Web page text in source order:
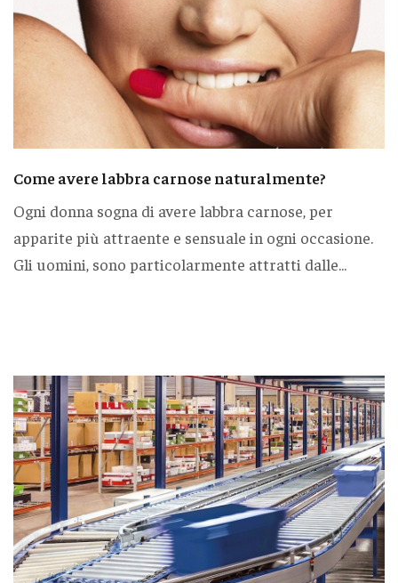
Come avere labbra carnose naturalmente?
Ogni donna sogna di avere labbra carnose, per
apparite più attraente e sensuale in ogni occasione.
Gli uomini, sono particolarmente attratti dalle...